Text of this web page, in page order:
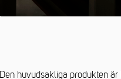
Den huvudsakliga produkten